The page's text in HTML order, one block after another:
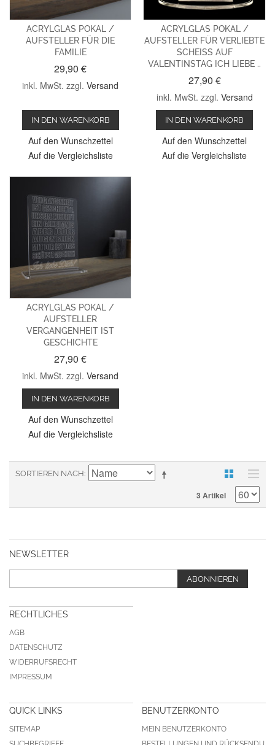
ACRYLGLAS POKAL /
AUFSTELLER FÜR DIE
FAMILIE
29,90 €
inkl. MwSt. zzgl.Versand
IN DEN WARENKORB
Auf den Wunschzettel
Auf die Vergleichsliste
ACRYLGLAS POKAL /
AUFSTELLER FÜR VERLIEBTE
SCHEISS AUF
VALENTINSTAG ICH LIEBE ..
27,90 €
inkl. MwSt. zzgl. Versand
IN DEN WARENKORB
Auf den Wunschzettel
Auf die Vergleichsliste
ACRYLGLAS POKAL /
AUFSTELLER
VERGANGENHEIT IST
GESCHICHTE
27,90 €
inkl. MwSt. zzgl.Versand
IN DEN WARENKORB
Auf den Wunschzettel
Auf die Vergleichsliste
SORTIEREN NACH
3 Artikel
NEWSLETTER
ABONNIEREN
RECHTLICHES
AGB
DATENSCHUTZ
WIDERRUFSRECHT
IMPRESSUM
QUICK LINKS
SITEMAP
BENUTZERKONTO
MEIN BENUTZERKONTO